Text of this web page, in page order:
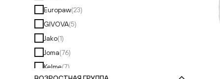
Europaw(23)
GIVOVA(5)
Jako(1)
Joma(76)
Kelme(7)